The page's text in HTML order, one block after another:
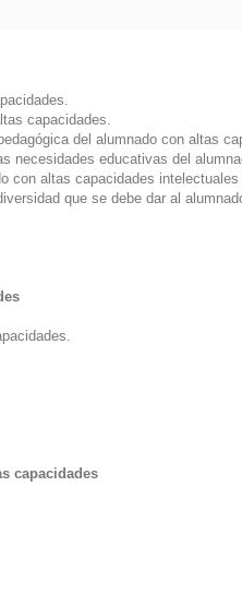
capacidades.
del alumnado con altas
necesidades educativas del
altas capacidades intelectuales
que se debe dar al
capacidades